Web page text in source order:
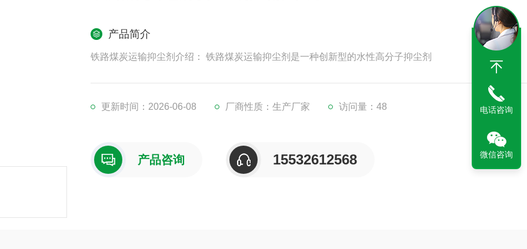
产品简介
铁路煤炭运输抑尘剂介绍： 铁路煤炭运输抑尘剂是一种创新型的水性高分子抑尘剂
更新时间：2026-06-08 厂商性质：生产厂家 访问量：48
产品咨询 15532612568
电话咨询
微信咨询